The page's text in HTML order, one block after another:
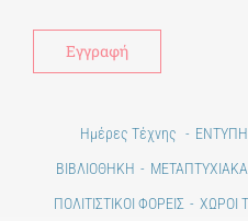
Ημέρες Τέχνης
ΒΙΒΛΙΟΘΗΚΗ
ΜΕΤΑΠΤΥΧΙΑΚΑ
ΠΟΛΙΤΙΣΤΙΚΟΙ ΦΟΡΕΙΣ
ΧΩΡΟΙ